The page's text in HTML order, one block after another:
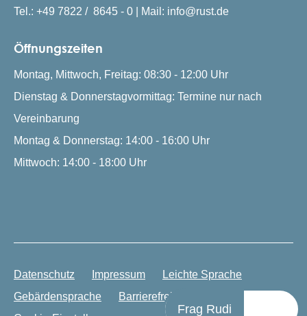
Tel.: +49 7822 / 8645 - 0 | Mail: info@rust.de
Öffnungszeiten
Montag, Mittwoch, Freitag: 08:30 - 12:00 Uhr
Dienstag & Donnerstagvormittag: Termine nur nach
Vereinbarung
Montag & Donnerstag: 14:00 - 16:00 Uhr
Mittwoch: 14:00 - 18:00 Uhr
Frag Rudi
Datenschutz Impressum
Leichte Sprache
Gebärdensprache
Barrierefreiheit